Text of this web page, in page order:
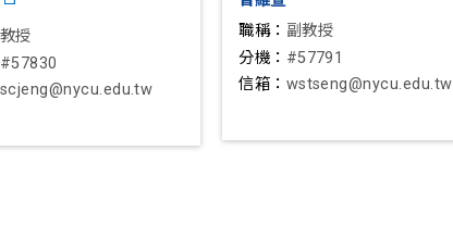
教授
#57830
scjeng@nycu.edu.tw
職稱： 副教授
分機： #57791
信箱： wstseng@nycu.edu.tw